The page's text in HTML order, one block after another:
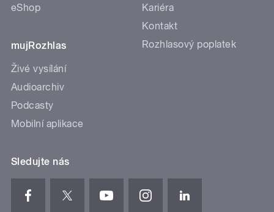
eShop
mujRozhlas
Živé vysílání
Audioarchiv
Podcasty
Mobilní aplikace
Kariéra
Kontakt
Rozhlasový poplatek
Sledujte nás